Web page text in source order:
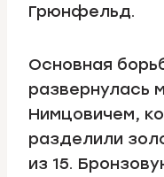
Грюнфельд.
Основная
развернулась
Нимцовичем,
разделили
из 15.